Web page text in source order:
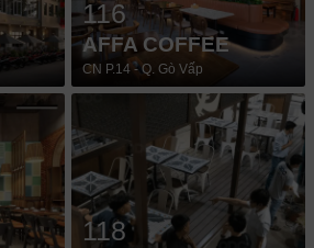
116
AFFA COFFEE
CN P.14 - Q. Gò Vấp
118